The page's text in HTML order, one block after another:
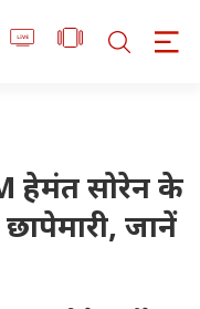
हेमंत सोरेन के
जानें